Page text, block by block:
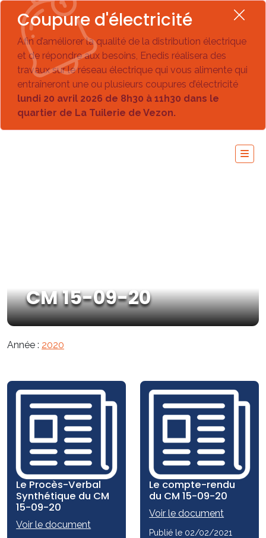
Coupure d'électricité
Afin d’améliorer la qualité de la distribution électrique
et de répondre aux besoins, Enedis réalisera des
travaux sur le réseau électrique qui vous alimente qui
entraîneront une ou plusieurs coupures d’électricité
lundi 20 avril 2026 de 8h30 à 11h30 dans le
quartier de La Tuilerie de Vezon.
CM 15-09-20
Année : 2020
Le Procès-Verbal
Synthétique du CM
15-09-20
Voir le document
Le compte-rendu
du CM 15-09-20
Voir le document
Publié le 02/02/2021